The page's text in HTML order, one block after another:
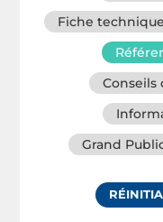
Fiche technique
Conseils
Grand